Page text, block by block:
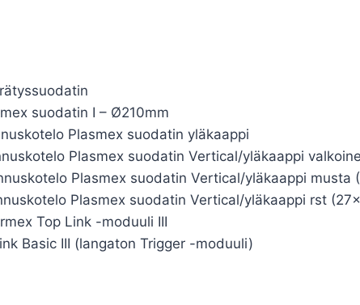
suodatin I – Ø210mm
Plasmex suodatin yläkaappi
Plasmex suodatin Vertical/yläkaappi
Plasmex suodatin Vertical/yläkaappi musta
Plasmex suodatin Vertical/yläkaappi rst
Top Link -moduuli III
Basic III (langaton Trigger -moduuli)